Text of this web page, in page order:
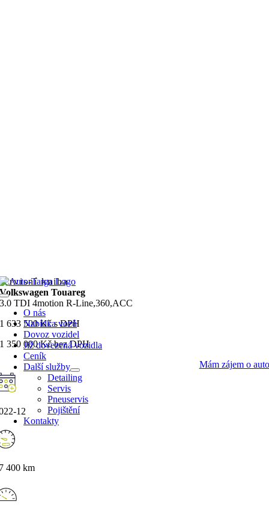
Přeskočit
na
obsah
Toggle
Navigation
O nás
Nabídka vozů
Dovoz vozidel
Již dovezená vozidla
Ceník
Další služby
Detailing
Servis
Pneuservis
Pojištění
Kontakty
servisní kniha
Volkswagen Touareg
3.0 TDI 4motion R-Line,360,ACC
1 633 500 Kč s DPH
1 350 000 Kč bez DPH
Mám zájem o auto
12
400 km